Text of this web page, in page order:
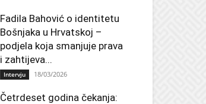
Fadila Bahović o identitetu
Bošnjaka u Hrvatskoj –
podjela koja smanjuje prava
i zahtijeva...
Intervju 18/03/2026
Četrdeset godina čekanja: